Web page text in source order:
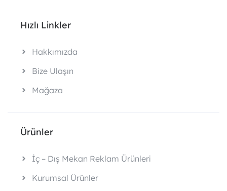
Hızlı Linkler
Hakkımızda
Bize Ulaşın
Mağaza
Ürünler
İç – Dış Mekan Reklam Ürünleri
Kurumsal Ürünler